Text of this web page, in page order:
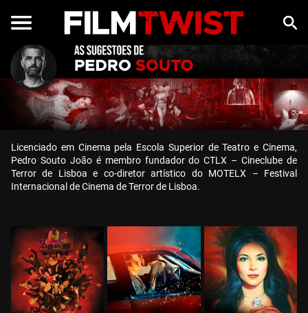
Licenciado em Cinema pela Escola Superior de Teatro e Cinema,
Pedro Souto João é membro fundador do CTLX – Cineclube de
Terror de Lisboa e co-diretor artístico do MOTELX – Festival
Internacional de Cinema de Terror de Lisboa.